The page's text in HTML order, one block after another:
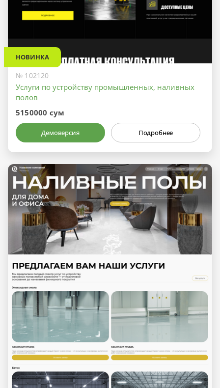
НОВИНКА
№ 102120
Услуги по устройству промышленных, наливных
полов
5150000 сум
Демоверсия Подробнее